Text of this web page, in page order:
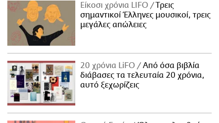
Είκοσι χρόνια LIFO
Tρεις
σημαντικοί Έλληνες μουσικοί, τρεις
μεγάλες απώλειες
20 χρόνια LiFO
Από όσα βιβλία
διάβασες τα τελευταία 20 χρόνια,
αυτό ξεχωρίζεις